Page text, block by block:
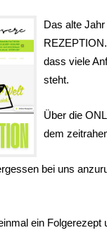
Das alte
dass viele
steht.
Über die
dem
bei uns
ein